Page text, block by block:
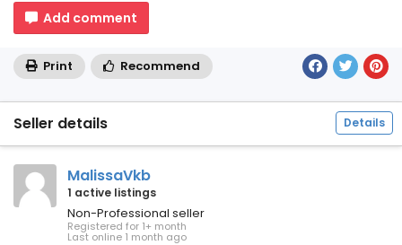
Add comment
Print Recommend
Seller details Details
MalissaVkb
1 active listings
Non-Professional seller
Registered for 1+ month
Last online 1 month ago